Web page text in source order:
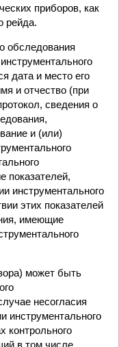
приборов, как
рейда.
обследования
дата и место его
и отчество (при
сведения о
и (или)
показателей,
инструментального
этих показателей
имеющие
может быть
несогласия
инструментального
контрольного
в том числе